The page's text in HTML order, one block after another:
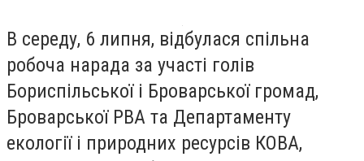
В середу, 6 липня, відбулася спільна
робоча нарада за участі голів
Бориспільської і Броварської громад,
Броварської РВА та Департаменту
екології і природних ресурсів КОВА,